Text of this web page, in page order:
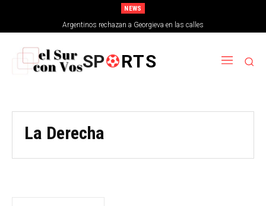
NEWS
Argentinos rechazan a Georgieva en las calles
SP RTS
La Derecha